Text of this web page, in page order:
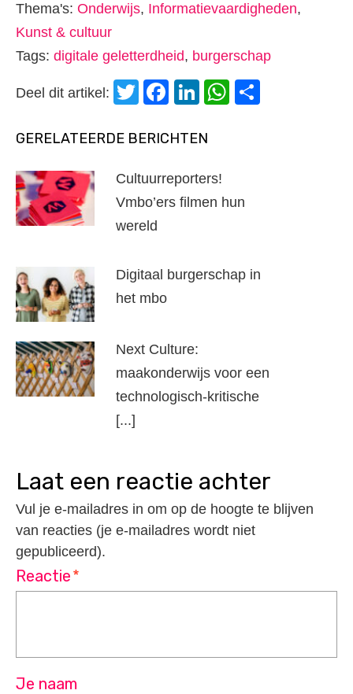
Thema's: Onderwijs, Informatievaardigheden,
Kunst & cultuur
Tags: digitale geletterdheid, burgerschap
Deel dit artikel: Twitter
Facebook
LinkedIn
WhatsApp
GERELATEERDE BERICHTEN
Cultuurreporters!
Vmbo’ers filmen hun
wereld
Digitaal burgerschap in
het mbo
Next Culture:
maakonderwijs voor een
technologisch-kritische
[...]
laat een reactie achter
Vul je e-mailadres in om op de hoogte te blijven
van reacties (je e-mailadres wordt niet
gepubliceerd).
Reactie*
Je naam